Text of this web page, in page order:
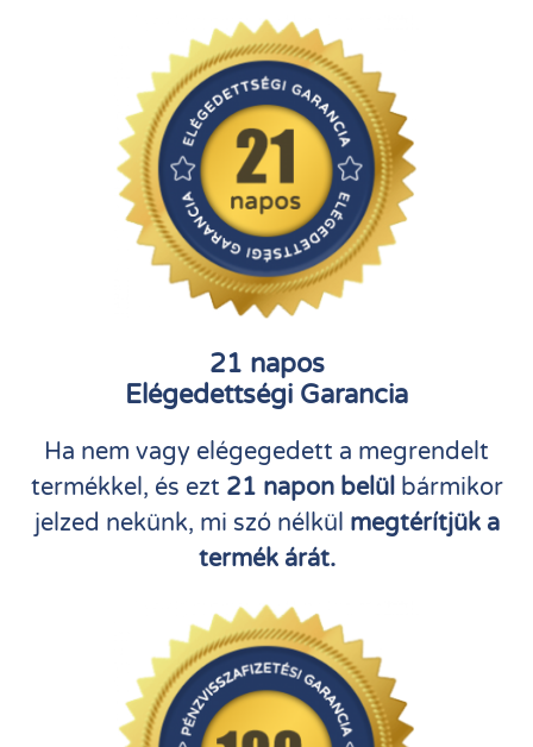
21 napos
Elégedettségi Garancia
Ha nem vagy elégegedett a megrendelt
termékkel, és ezt 21 napon belülbármikor
jelzed nekünk, mi szó nélkül megtérítjük a
termék árát.